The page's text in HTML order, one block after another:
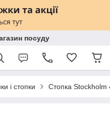
посуду
і стопки Стопка